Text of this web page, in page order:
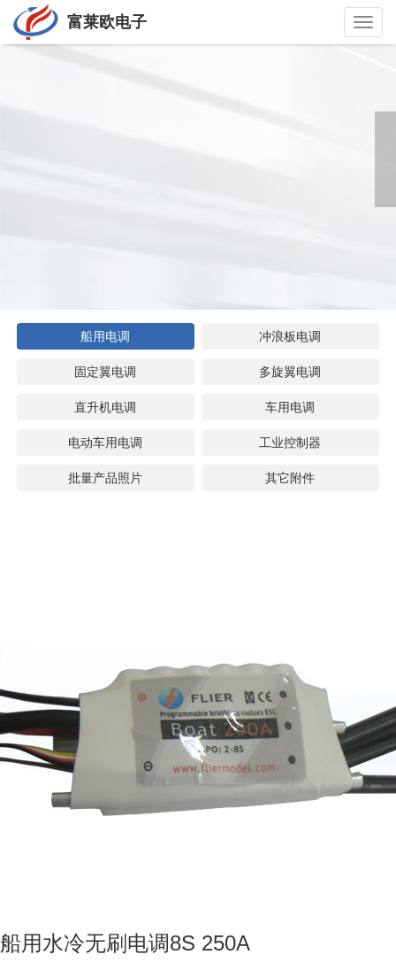
富莱欧电子
船用电调 冲浪板电调
固定翼电调 多旋翼电调
直升机电调 车用电调
电动车用电调 工业控制器
批量产品照片 其它附件
船用水冷无刷电调8S 250A